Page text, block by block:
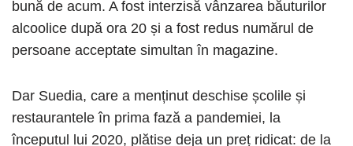
bună de acum. A fost interzisă vânzarea băuturilor
alcoolice după ora 20 și a fost redus numărul de
persoane acceptate simultan în magazine.
Dar Suedia, care a menținut deschise școlile și
restaurantele în prima fază a pandemiei, la
începutul lui 2020, plătise deja un preț ridicat: de la